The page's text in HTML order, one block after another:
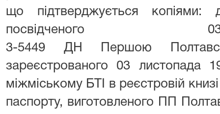
що підтверджується копіями:
посвідченого 03
3-5449 ДН Першою
зареєстрованого 03 листопада
міжміському БТІ в реєстровій
паспорту, виготовленого ПП